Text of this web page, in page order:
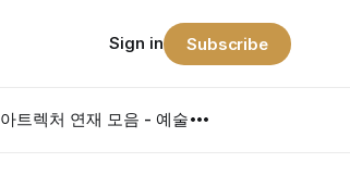
아트렉처 연재 모음 - 예술
Sign in Subscribe